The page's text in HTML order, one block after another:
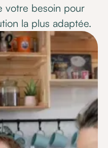
votre besoin pour
la plus adaptée.